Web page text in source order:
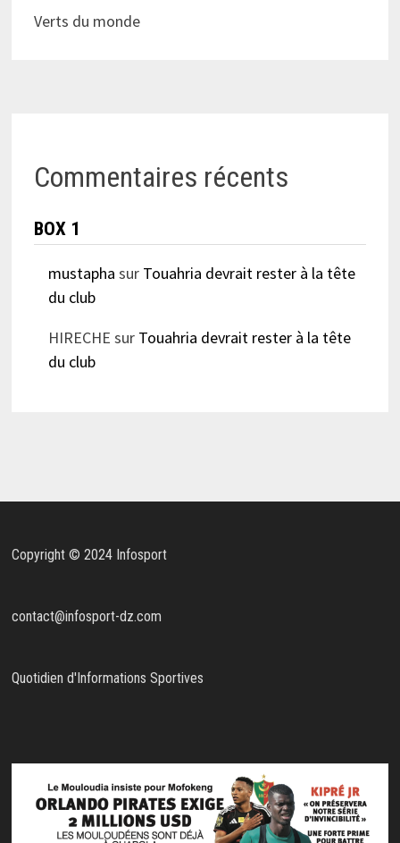
Verts du monde
Commentaires récents
BOX 1
mustapha sur Touahria devrait rester à la tête
du club
HIRECHE sur Touahria devrait rester à la tête
du club
Copyright © 2024 Infosport
contact@infosport-dz.com
Quotidien d'Informations Sportives